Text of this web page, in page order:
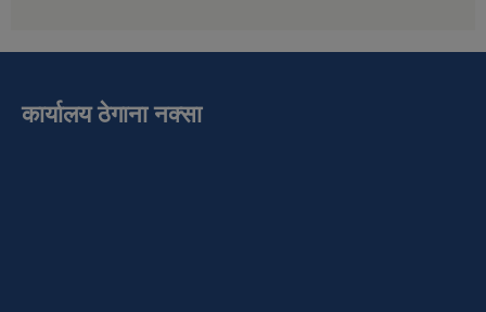
कार्यालय ठेगाना नक्सा